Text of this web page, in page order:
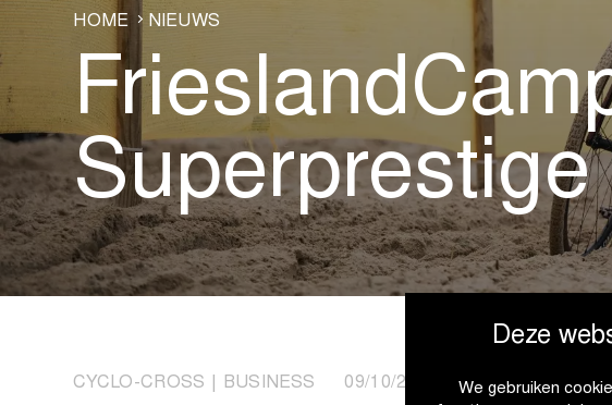
Deze
We gebruiken
HOME NIEUWS
CYCLO-CROSS | BUSINESS 09/10/2025